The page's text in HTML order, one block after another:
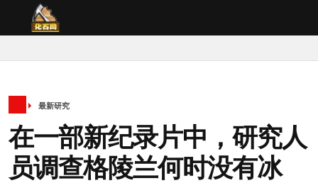
最新研究
在一部新纪录片中，研究人
员调查格陵兰何时没有冰